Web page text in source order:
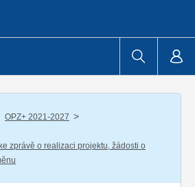
OPZ+ 2021-2027 /
zprávě o realizaci projektu, žádosti o